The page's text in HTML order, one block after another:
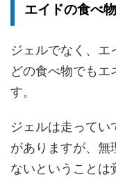
エイドの食べ
ジェルでなく、エ
どの食べ物でもエ
す。
ジェルは走ってい
がありますが、無
ないということは